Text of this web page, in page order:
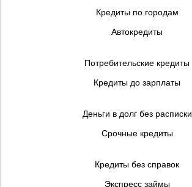
Кредиты по городам
Автокредиты
Потребительские кредиты
Кредиты до зарплаты
Деньги в долг без расписки
Срочные кредиты
Кредиты без справок
Экспресс займы